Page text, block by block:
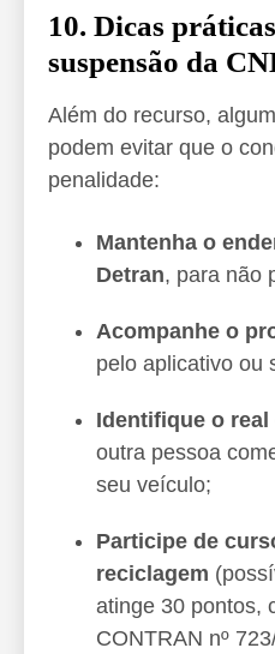
10. Dicas
suspensão da
Além do recurso,
podem evitar que o
penalidade:
Mantenha o
Detran, para não
Acompanhe o
pelo aplicativo ou
Identifique o
outra pessoa
seu veículo;
Participe de
reciclagem
atinge 30 pontos,
CONTRAN nº